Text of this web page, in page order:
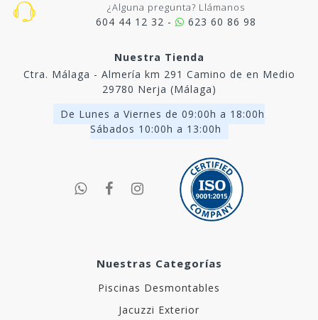
¿Alguna pregunta? Llámanos
604 44 12 32 - 623 60 86 98
Nuestra Tienda
Ctra. Málaga - Almería km 291 Camino de en Medio
29780 Nerja (Málaga)
De Lunes a Viernes de 09:00h a 18:00h
Sábados 10:00h a 13:00h
Nuestras Categorías
Piscinas Desmontables
Jacuzzi Exterior